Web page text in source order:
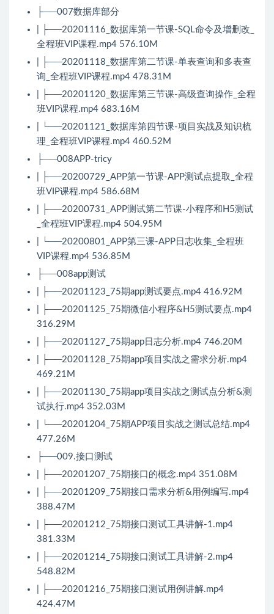
├──007数据库部分
| ├──20201116_数据库第一节课-SQL命令及增删改_
全程班VIP课程.mp4 576.10M
| ├──20201118_数据库第二节课-单表查询和多表查
询_全程班VIP课程.mp4 478.31M
| ├──20201120_数据库第三节课-高级查询操作_全程
班VIP课程.mp4 683.16M
| └──20201121_数据库第四节课-项目实战及知识梳
理_全程班VIP课程.mp4 460.52M
├──008APP-tricy
| ├──20200729_APP第一节课-APP测试点提取_全程
班VIP课程.mp4 586.68M
| ├──20200731_APP测试第二节课-小程序和H5测试
_全程班VIP课程.mp4 504.95M
| └──20200801_APP第三课-APP日志收集_全程班
VIP课程.mp4 536.85M
├──008app测试
| ├──20201123_75期app测试要点.mp4 416.92M
| ├──20201125_75期微信小程序&H5测试要点.mp4
316.29M
| ├──20201127_75期app日志分析.mp4 746.20M
| ├──20201128_75期app项目实战之需求分析.mp4
469.21M
| ├──20201130_75期app项目实战之测试点分析&测
试执行.mp4 352.03M
| └──20201204_75期APP项目实战之测试总结.mp4
477.26M
├──009.接口测试
| ├──20201207_75期接口的概念.mp4 351.08M
| ├──20201209_75期接口需求分析&用例编写.mp4
388.47M
| ├──20201212_75期接口测试工具讲解-1.mp4
381.33M
| ├──20201214_75期接口测试工具讲解-2.mp4
548.82M
| ├──20201216_75期接口测试用例讲解.mp4
424.47M